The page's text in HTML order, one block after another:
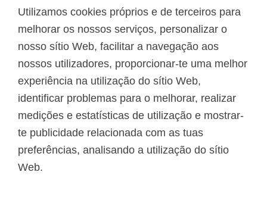
Utilizamos cookies próprios e de terceiros para
melhorar os nossos serviços, personalizar o
nosso sítio Web, facilitar a navegação aos
nossos utilizadores, proporcionar-te uma melhor
experiência na utilização do sítio Web,
identificar problemas para o melhorar, realizar
medições e estatísticas de utilização e mostrar-
te publicidade relacionada com as tuas
preferências, analisando a utilização do sítio
Web.